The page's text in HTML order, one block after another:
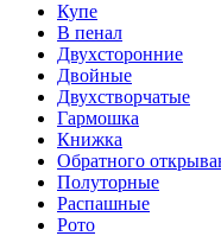
Купе
В пенал
Двухсторонние
Двойные
Двухстворчатые
Гармошка
Книжка
Обратного
Полуторные
Распашные
Рото